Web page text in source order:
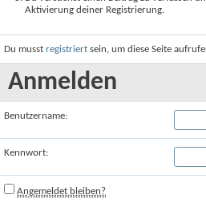
Aktivierung deiner Registrierung.
Du musst registriert sein, um diese Seite
Anmelden
Benutzername:
Kennwort:
Angemeldet bleiben?